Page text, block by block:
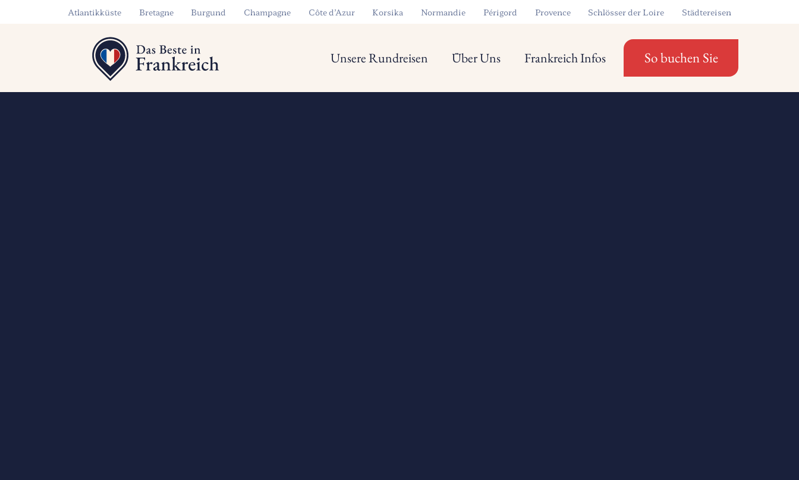
Atlantikküste Bretagne Burgund Champagne Côte d’Azur Korsika Normandie Périgord Provence Schlösser der Loire Städtereisen
Unsere Rundreisen Über Uns Frankreich Infos So buchen Sie